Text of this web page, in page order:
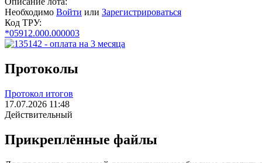
Необходимо Войти или Зарегистрироваться
Код ТРУ:
*05912.000.000003
Протоколы
Протокол итогов
17.07.2026 11:48
Действительный
Прикреплённые файлы